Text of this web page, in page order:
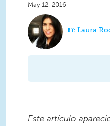
May 12, 2016
Laura
Este artículo